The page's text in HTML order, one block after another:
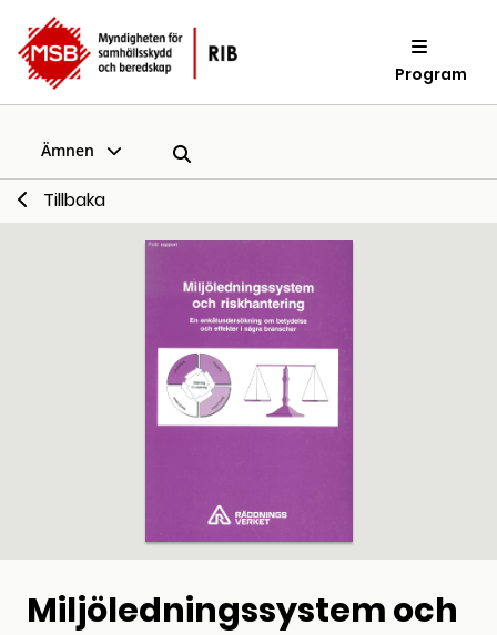
Program
Ämnen
Tillbaka
Miljöledningssystem och